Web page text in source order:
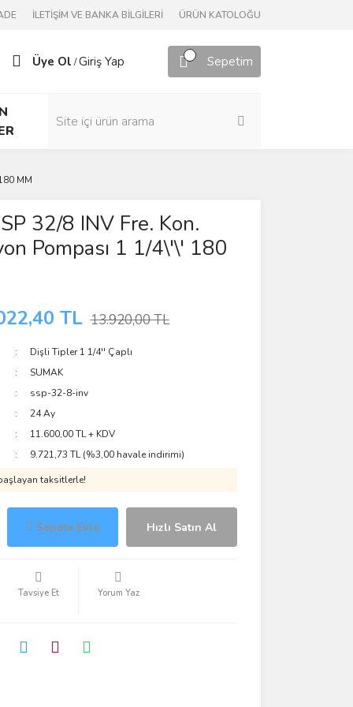
İLETİŞİM VE BANKA BİLGİLERİ ÜRÜN KATOLOĞU
Üye Ol /Giriş Yap Sepetim
MM
32/8 INV Fre. Kon.
Pompası 1 1/4\'\' 180
TL 13.920,00 TL
Dişli Tipler 1 1/4'' Çaplı
SUMAK
ssp-32-8-inv
24 Ay
11.600,00 TL + KDV
9.721,73 TL (%3,00 havale indirimi)
taksitlerle!
Sepete Ekle Hızlı Satın Al
Tavsiye Et Yorum Yaz